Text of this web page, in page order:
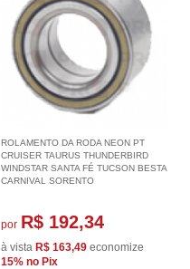
ROLAMENTO DA RODA NEON PT
CRUISER TAURUS THUNDERBIRD
WINDSTAR SANTA FÉ TUCSON BESTA
CARNIVAL SORENTO
por R$ 192,34
à vista R$ 163,49 economize
15% no Pix